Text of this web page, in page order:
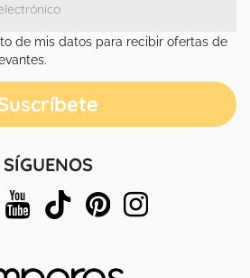
de mis datos para recibir ofertas de
SÍGUENOS